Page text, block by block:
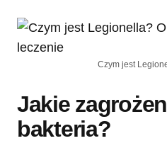
Czym jest
Jakie
bakteria?